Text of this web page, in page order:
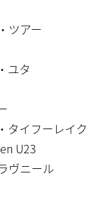
ツアー
ユタ
タイフーレイク
U23
ヴニール